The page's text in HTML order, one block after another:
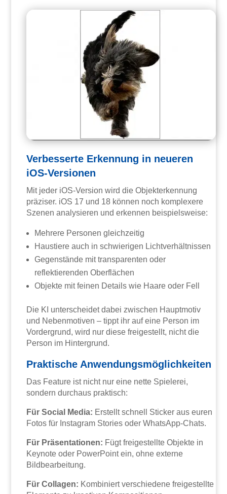
Verbesserte Erkennung in neueren
iOS-Versionen
Mit jeder iOS-Version wird die Objekterkennung
präziser. iOS 17 und 18 können noch komplexere
Szenen analysieren und erkennen beispielsweise:
Mehrere Personen gleichzeitig
Haustiere auch in schwierigen Lichtverhältnissen
Gegenstände mit transparenten oder
reflektierenden Oberflächen
Objekte mit feinen Details wie Haare oder Fell
Die KI unterscheidet dabei zwischen Hauptmotiv
und Nebenmotiven – tippt ihr auf eine Person im
Vordergrund, wird nur diese freigestellt, nicht die
Person im Hintergrund.
Praktische Anwendungsmöglichkeiten
Das Feature ist nicht nur eine nette Spielerei,
sondern durchaus praktisch:
Für Social Media: Erstellt schnell Sticker aus euren
Fotos für Instagram Stories oder WhatsApp-Chats.
Für Präsentationen: Fügt freigestellte Objekte in
Keynote oder PowerPoint ein, ohne externe
Bildbearbeitung.
Für Collagen: Kombiniert verschiedene freigestellte